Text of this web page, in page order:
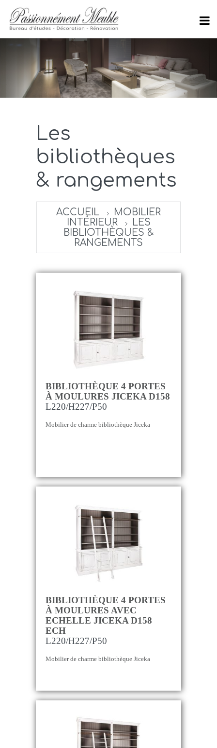
Les
bibliothèques
& rangements
ACCUEIL
MOBILIER
INTÉRIEUR
LES
BIBLIOTHÈQUES &
RANGEMENTS
BIBLIOTHÈQUE 4 PORTES
À MOULURES JICEKA D158
L220/H227/P50
Mobilier de charme bibliothèque Jiceka
BIBLIOTHÈQUE 4 PORTES
À MOULURES AVEC
ECHELLE JICEKA D158
ECH
L220/H227/P50
Mobilier de charme bibliothèque Jiceka